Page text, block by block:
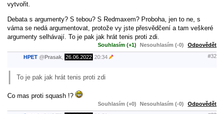
vytvořit.
Debata s argumenty? S tebou? S Redmaxem? Proboha, jen to ne, s
váma se nedá argumentovat, protože vy jste přesvědčení a tam veškeré
argumenty selhávají. To je pak jak hrát tenis proti zdi.
Souhlasím (+1) Nesouhlasím (-0) Odpovědět
HPET @Prasak 26.06.2022 20:34 #32
To je pak jak hrát tenis proti zdi
Co mas proti squash !?
Souhlasím (+0) Nesouhlasím (-0) Odpovědět